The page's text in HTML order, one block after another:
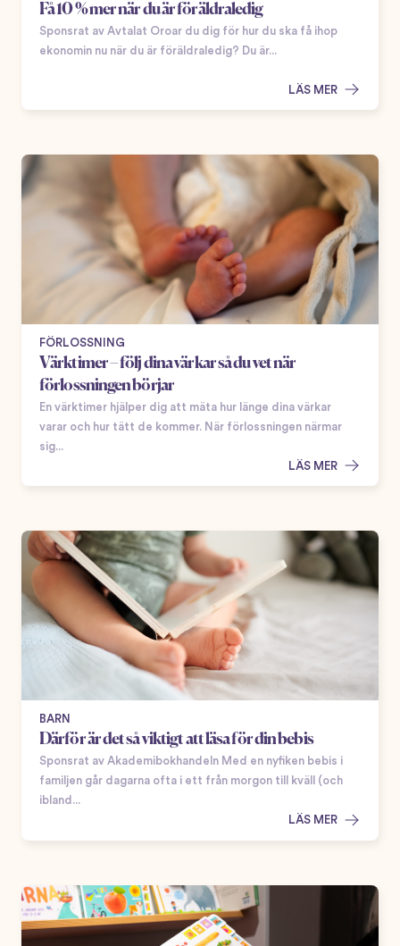
Få 10 % mer när du är föräldraledig
Sponsrat av Avtalat Oroar du dig för hur du ska få ihop
ekonomin nu när du är föräldraledig? Du är...
LÄS MER
FÖRLOSSNING
Värktimer – följ dina värkar så du vet när
förlossningen börjar
En värktimer hjälper dig att mäta hur länge dina värkar
varar och hur tätt de kommer. När förlossningen närmar
sig...
LÄS MER
BARN
Därför är det så viktigt att läsa för din bebis
Sponsrat av Akademibokhandeln Med en nyfiken bebis i
familjen går dagarna ofta i ett från morgon till kväll (och
ibland...
LÄS MER